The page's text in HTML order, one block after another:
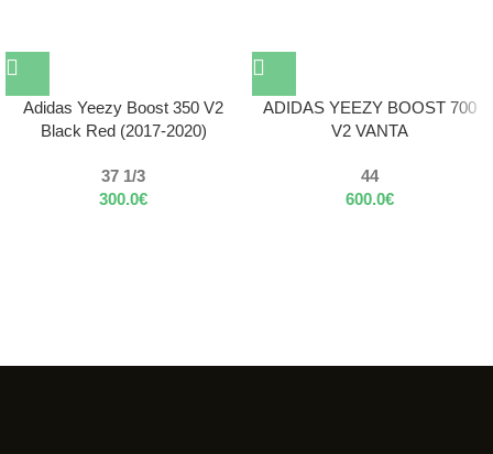
Adidas Yeezy Boost 350 V2
Black Red (2017-2020)
37 1/3
300.0€
ADIDAS YEEZY BOOST 700
V2 VANTA
44
600.0€